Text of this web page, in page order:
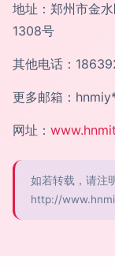
地址：郑州市金
1308号
其他电话：
更多邮箱：
网址：
如若转载，请注
http://